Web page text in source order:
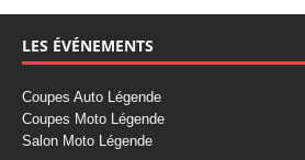
LES ÉVÉNEMENTS
Coupes Auto Légende
Coupes Moto Légende
Salon Moto Légende